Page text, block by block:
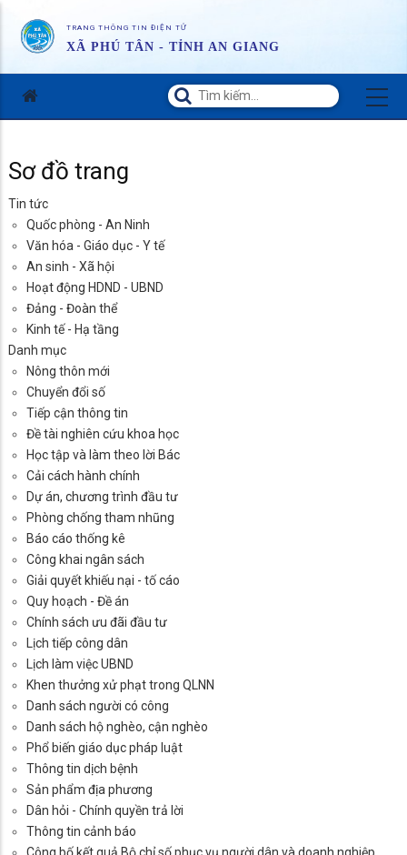
TRANG THÔNG TIN ĐIỆN TỬ
XÃ PHÚ TÂN - TỈNH AN GIANG
Sơ đồ trang
Tin tức
Quốc phòng - An Ninh
Văn hóa - Giáo dục - Y tế
An sinh - Xã hội
Hoạt động HDND - UBND
Đảng - Đoàn thể
Kinh tế - Hạ tầng
Danh mục
Nông thôn mới
Chuyển đổi số
Tiếp cận thông tin
Đề tài nghiên cứu khoa học
Học tập và làm theo lời Bác
Cải cách hành chính
Dự án, chương trình đầu tư
Phòng chống tham nhũng
Báo cáo thống kê
Công khai ngân sách
Giải quyết khiếu nại - tố cáo
Quy hoạch - Đề án
Chính sách ưu đãi đầu tư
Lịch tiếp công dân
Lịch làm việc UBND
Khen thưởng xử phạt trong QLNN
Danh sách người có công
Danh sách hộ nghèo, cận nghèo
Phổ biến giáo dục pháp luật
Thông tin dịch bệnh
Sản phẩm địa phương
Dân hỏi - Chính quyền trả lời
Thông tin cảnh báo